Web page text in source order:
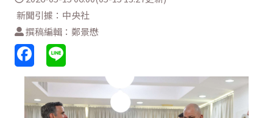
新聞引據：中央社
撰稿編輯：鄭景懋